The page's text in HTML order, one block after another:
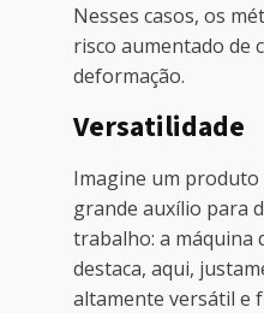
Nesses casos, os
risco aumentado de
deformação.
Versatilidade
Imagine um produto
grande auxílio para
trabalho: a máquina
destaca, aqui,
altamente versátil e